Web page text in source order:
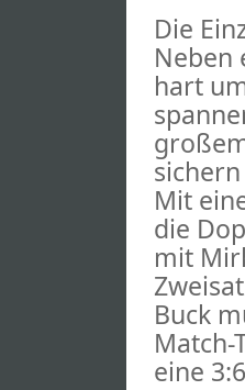
Die
Neben
hart
Mit
die
mit
Buck
Match-
eine